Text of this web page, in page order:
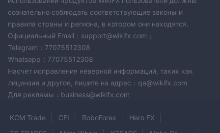
сознательно соблюдать соответствующие законы и
правила страны и региона, в котором они находятся.
Официальный Email：support@wikifx.com；
Telegram：77075512308
Whatsapp：77075512308
Насчет исправления неверной информаций, таких как
лицензия и другое, пишите на адрес：qa@wikifx.com
Для рекламы：business@wikifx.com
KCM Trade CFI RoboForex
Hero FX